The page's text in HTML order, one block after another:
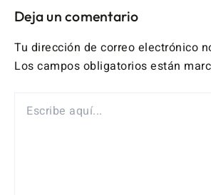
Deja un comentario
Tu dirección de correo electrónico
Los campos obligatorios están
AQUÍ...